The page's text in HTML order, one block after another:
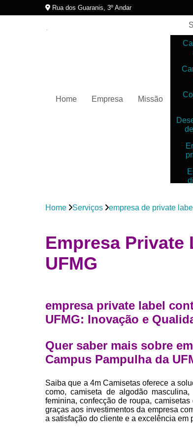
Rua dos Guaranis, 3º Andar
Home Empresa Missão
Home Serviços empresa de private label
Empresa Private
UFMG
empresa private label
UFMG: Inovação e
Quer saber mais sobre
Campus Pampulha da
Saiba que a 4m Camisetas oferece a
como, camiseta de algodão
feminina, confecção de roupa,
graças aos investimentos da empresa
a satisfação do cliente e a excelência em